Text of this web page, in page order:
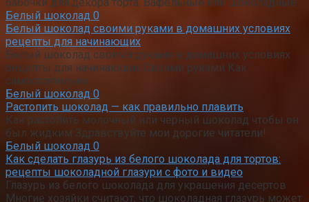
Глазурь из белого шоколада для украшения десертов
Многие хозяйки считают, что шоколадная глазурь может
Поиск:
Свежие записи
Доставка готовой еды на дом: как изменился наш
подход к питанию
Идеальная выпечка к кофе: гид по выбору и
сочетаниям
Собственная доставка или агрегаторы: что
выгоднее ресторану
Tenet T4L: Революция в умном управлении
автомобилем
Горький шоколад каждый день: где проходит
грань между пользой и риском для здоровья